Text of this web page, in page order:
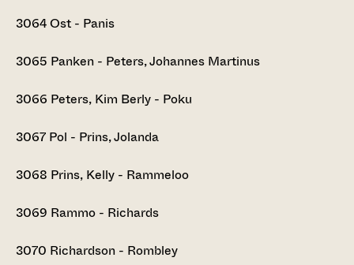
3064Ost - Panis
3065 Panken - Peters, Johannes Martinus
3066 Peters, Kim Berly - Poku
3067 Pol - Prins, Jolanda
3068 Prins, Kelly - Rammeloo
3069 Rammo - Richards
3070 Richardson - Rombley